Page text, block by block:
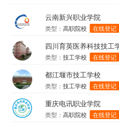
云南新兴职业学院
类型：高职院校 在线登记
四川育英医养科技技工
类型：技工学校 在线登记
都江堰市技工学校
类型：技工学校 在线登记
重庆电讯职业学院
类型：高职院校 在线登记